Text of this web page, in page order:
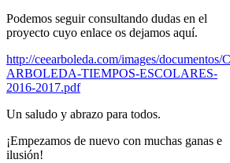
Podemos seguir consultando dudas en el
proyecto cuyo enlace os dejamos aquí.
http://ceearboleda.com/images/documentos/
ARBOLEDA-TIEMPOS-ESCOLARES-
2016-2017.pdf
Un saludo y abrazo para todos.
¡Empezamos de nuevo con muchas ganas e
ilusión!